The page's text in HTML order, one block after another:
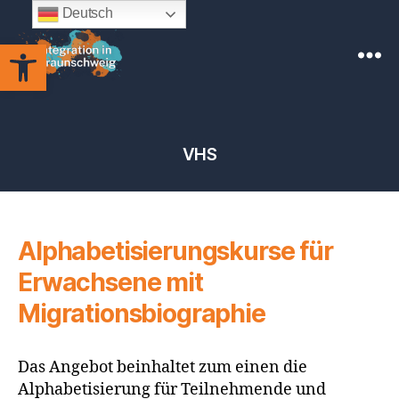
Werkzeugleiste öffnen
Integration
VHS
Alphabetisierungskurse für
Erwachsene mit
Migrationsbiographie
Das Angebot beinhaltet zum einen die
Alphabetisierung für Teilnehmende und
Deutsch